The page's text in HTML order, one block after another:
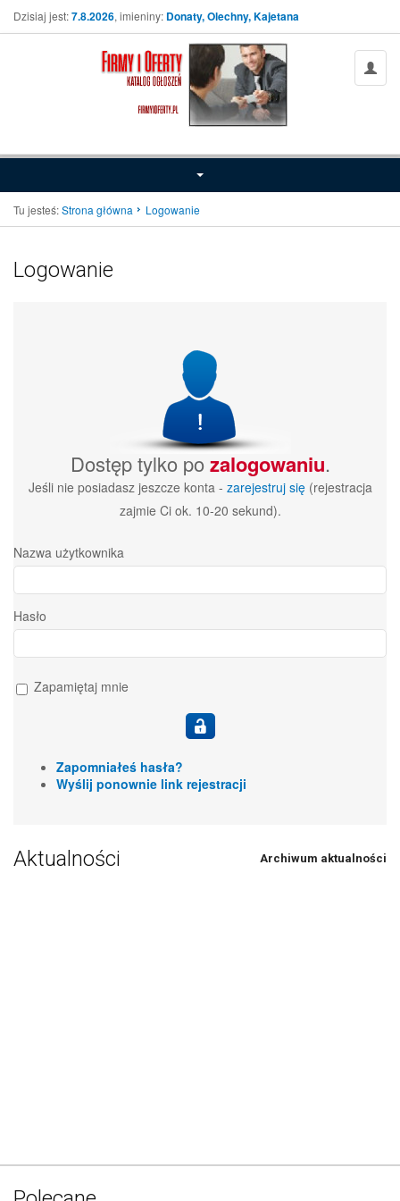
Dzisiaj jest:7.8.2026, imieniny: Donaty, Olechny, Kajetana
Tu jesteś:Strona główna Logowanie
Logowanie
Dostęp tylko pozalogowaniu.
Jeśli nie posiadasz jeszcze konta - zarejestruj się(rejestracja
zajmie Ci ok. 10-20 sekund).
Nazwa użytkownika
Hasło
Zapamiętaj mnie
Zapomniałeś hasła?
Wyślij ponownie link rejestracji
Aktualności Archiwum aktualności